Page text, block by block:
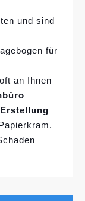
und sind
für
an Ihnen
Erstellung